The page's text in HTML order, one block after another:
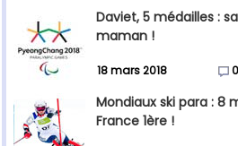
Daviet, 5 médailles :
maman !
18 mars 2018 0
Mondiaux ski para : 8
France 1ère !